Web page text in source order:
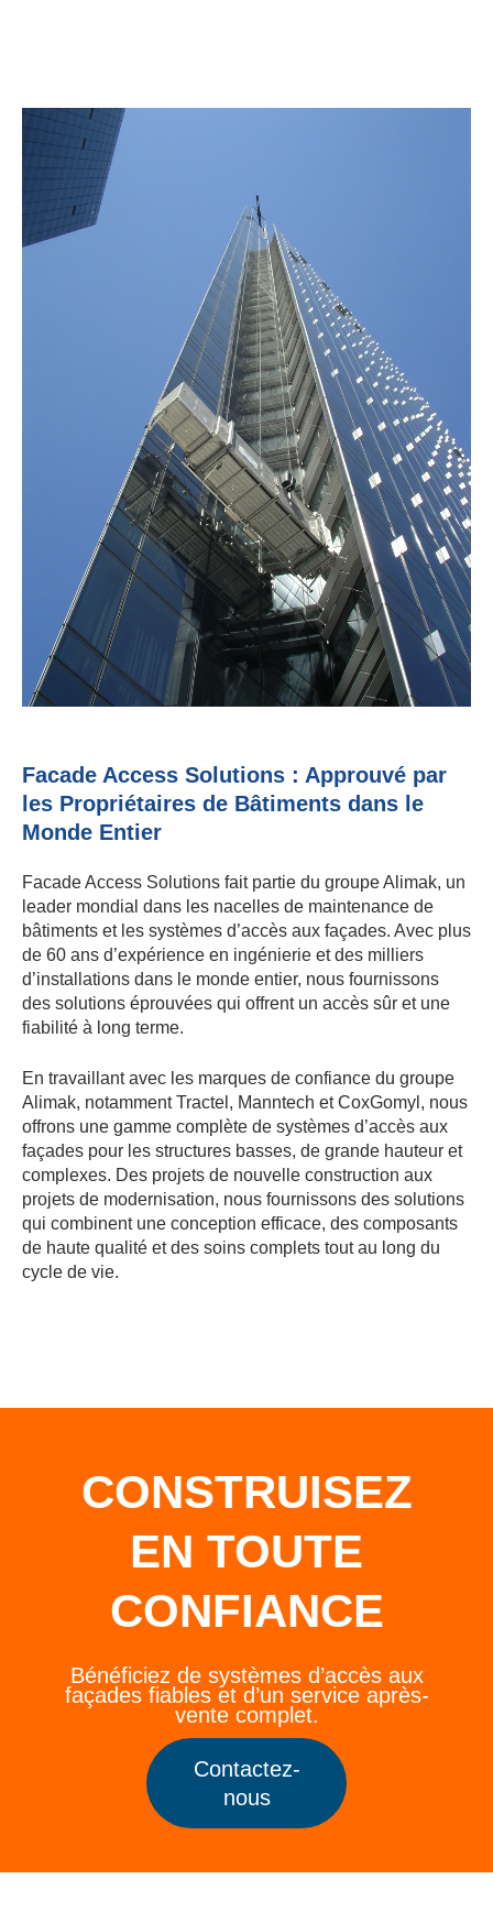
Facade Access Solutions : Approuvé par
les Propriétaires de Bâtiments dans le
Monde Entier
Facade Access Solutions fait partie du groupe Alimak, un
leader mondial dans les nacelles de maintenance de
bâtiments et les systèmes d’accès aux façades. Avec plus
de 60 ans d’expérience en ingénierie et des milliers
d’installations dans le monde entier, nous fournissons
des solutions éprouvées qui offrent un accès sûr et une
fiabilité à long terme.
En travaillant avec les marques de confiance du groupe
Alimak, notamment Tractel, Manntech et CoxGomyl, nous
offrons une gamme complète de systèmes d’accès aux
façades pour les structures basses, de grande hauteur et
complexes. Des projets de nouvelle construction aux
projets de modernisation, nous fournissons des solutions
qui combinent une conception efficace, des composants
de haute qualité et des soins complets tout au long du
cycle de vie.
CONSTRUISEZ
EN TOUTE
CONFIANCE
Bénéficiez de systèmes d’accès aux
façades fiables et d’un service après-
vente complet.
Contactez-
nous